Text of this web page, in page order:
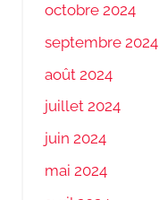
octobre 2024
septembre 2024
août 2024
juillet 2024
juin 2024
mai 2024